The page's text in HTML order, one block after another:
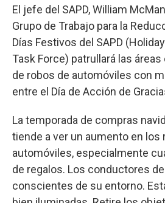
El jefe del SAPD, William
Grupo de Trabajo para la
Días Festivos del SAPD
Task Force) patrullará las
de robos de automóviles con
entre el Día de Acción de
La temporada de compras
tiende a ver un aumento en los
automóviles, especialmente
de regalos. Los conductores
conscientes de su entorno.